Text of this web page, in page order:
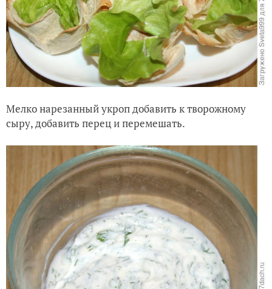
Мелко нарезанный укроп добавить к творожному
сыру, добавить перец и перемешать.